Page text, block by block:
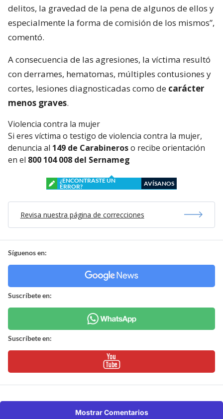
delitos, la gravedad de la pena de algunos de ellos y
especialmente la forma de comisión de los mismos”,
comentó.
A consecuencia de las agresiones, la víctima resultó
con derrames, hematomas, múltiples contusiones y
cortes, lesiones diagnosticadas como de carácter
menos graves.
Violencia contra la mujer
Si eres víctima o testigo de violencia contra la mujer,
denuncia al 149 de Carabineroso recibe orientación
en el 800 104 008 del Sernameg
¿ENCONTRASTE UN
ERROR?
AVÍSANOS
Revisa nuestra página de correcciones
Síguenos en:
Suscríbete en:
Suscríbete en:
Mostrar Comentarios